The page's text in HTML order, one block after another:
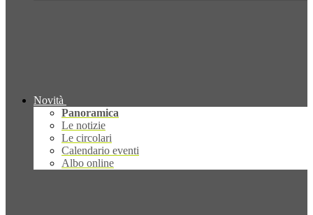
Novità
Panoramica
Le notizie
Le circolari
Calendario eventi
Albo online